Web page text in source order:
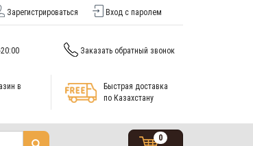
Зарегистрироваться Вход с паролем
Заказать обратный звонок
в
Быстрая доставка
по Казахстану
0